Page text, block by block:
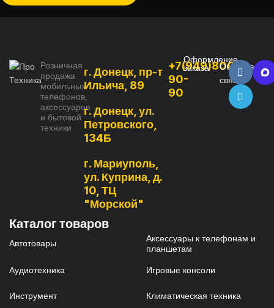
Розничная
продажа
мобильных
телефонов,
аксессуаров
и бытовой
техники
г. Донецк, пр-т
Ильича, 89
г. Донецк, ул.
Петровского,
134Б
г. Мариуполь,
ул. Куприна, д.
10, ТЦ
"Морской"
+7(949)800-
90-
90
Оформление
заказа
Обратная
связь
Каталог товаров
Автотовары
Аксессуары к телефонам и
планшетам
Аудиотехника Игровые консоли
Инструмент Климатическая техника